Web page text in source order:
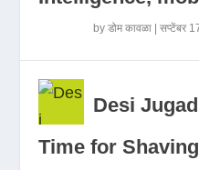
byडोम कावळा |सप्टेंबर
Desi
Time for Shaving